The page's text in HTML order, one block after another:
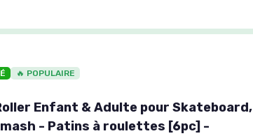
🔥 POPULAIRE
Enfant & Adulte pour Skateboard,
- Patins à roulettes [6pc] -